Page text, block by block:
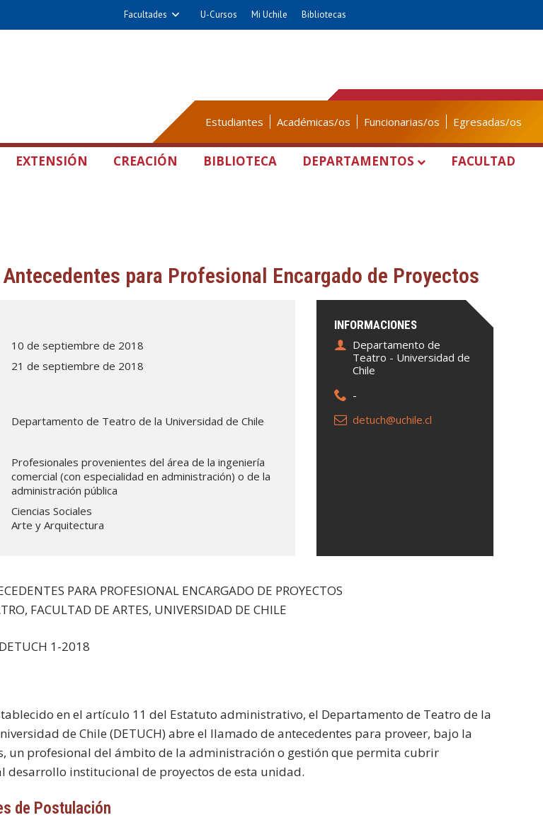
Facultades U-Cursos Mi Uchile Bibliotecas
Estudiantes Académicas/os Funcionarias/os Egresadas/os
EXTENSIÓN CREACIÓN BIBLIOTECA DEPARTAMENTOS FACULTAD
para Profesional Encargado de Proyectos
INFORMACIONES
Departamento de
Teatro - Universidad de
Chile
-
detuch@uchile.cl
10 de septiembre de 2018
21 de septiembre de 2018
Departamento de Teatro de la Universidad de Chile
Profesionales provenientes del área de la ingeniería
comercial (con especialidad en administración) o de la
administración pública
Ciencias Sociales
Arte y Arquitectura
PARA PROFESIONAL ENCARGADO DE PROYECTOS
FACULTAD DE ARTES, UNIVERSIDAD DE CHILE
1-2018
en el artículo 11 del Estatuto administrativo, el Departamento de Teatro de la
de Chile (DETUCH) abre el llamado de antecedentes para proveer, bajo la
un profesional del ámbito de la administración o gestión que permita cubrir
desarrollo institucional de proyectos de esta unidad.
de Postulación